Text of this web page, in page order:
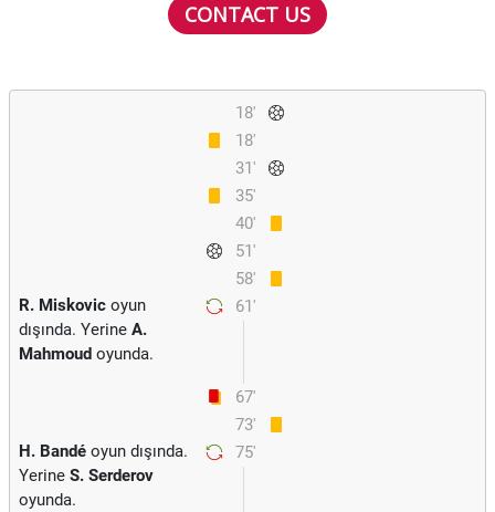
CONTACT US
18'
18'
31'
35'
40'
51'
58'
61'
R. Miskovic oyun
dışında. Yerine A.
Mahmoud oyunda.
67'
73'
75'
H. Bandé oyun dışında.
Yerine S. Serderov
oyunda.